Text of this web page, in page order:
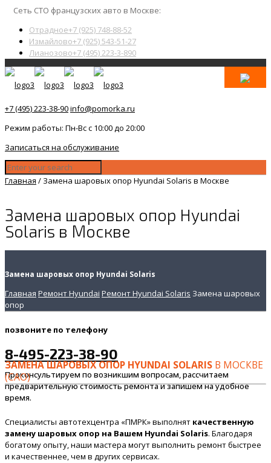
Сеть СТО французских авто в Москве:
Отрадное+7 (925) 748-88-52
Измайлово+7 (925) 543-51-27
Лианозово+7 (495) 223-3-890
+7 (495) 223-38-90info@pomorka.ru
Режим работы: Пн-Вс с 10:00 до 20:00
Записаться на обслуживание
Главная / Замена шаровых опор Hyundai Solaris в Москве
Замена шаровых опор Hyundai
Solaris в Москве
Замена шаровых опор Hyundai Solaris
Главная Ремонт Hyundai Ремонт Hyundai Solaris Замена шаровых
опор
позвоните по телефону
8-495-223-38-90
Проконсультируем по возникшим вопросам, рассчитаем
предварительную стоимость ремонта и запишем на удобное
время.
ЗАМЕНА ШАРОВЫХ ОПОР HYUNDAI SOLARIS В МОСКВЕ
(САО)
Специалисты автотехцентра «ПМРК» выполнят качественную
замену шаровых опор на Вашем Hyundai Solaris. Благодаря
богатому опыту, наши мастера могут выполнить ремонт быстрее
и качественнее, чем в других сервисах.